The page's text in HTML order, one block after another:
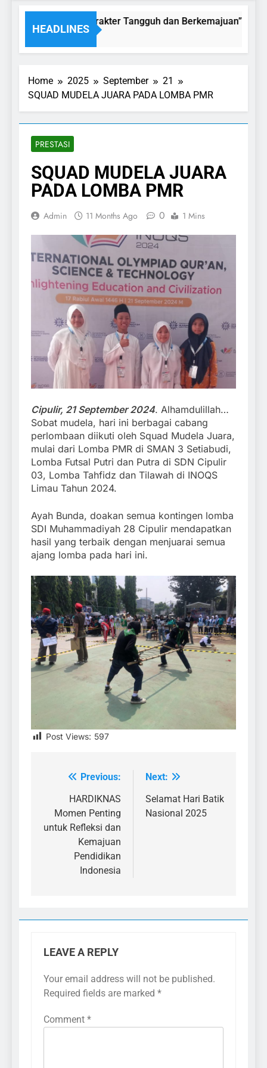
HEADLINES
AKHLAK MULIA “Karakter Tangguh dan Berkemajuan”
Home 2025 September
21
SQUAD MUDELA JUARA PADA LOMBA PMR
PRESTASI
SQUAD MUDELA JUARA
PADA LOMBA PMR
Admin 11 Months Ago 0 1 Mins
Cipulir, 21 September 2024. Alhamdulillah…
Sobat mudela, hari ini berbagai cabang
perlombaan diikuti oleh Squad Mudela Juara,
mulai dari Lomba PMR di SMAN 3 Setiabudi,
Lomba Futsal Putri dan Putra di SDN Cipulir
03, Lomba Tahfidz dan Tilawah di INOQS
Limau Tahun 2024.
Ayah Bunda, doakan semua kontingen lomba
SDI Muhammadiyah 28 Cipulir mendapatkan
hasil yang terbaik dengan menjuarai semua
ajang lomba pada hari ini.
Post Views: 597
Post
navigation
Previous:
HARDIKNAS
Momen Penting
untuk Refleksi dan
Kemajuan
Pendidikan
Indonesia
Next:
Selamat Hari Batik
Nasional 2025
LEAVE A REPLY
Your email address will not be published.
Required fields are marked *
Comment *